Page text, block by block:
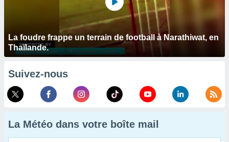
La foudre frappe un terrain de football à Narathiwat, en
Thaïlande.
Suivez-nous
La Météo dans votre boîte mail